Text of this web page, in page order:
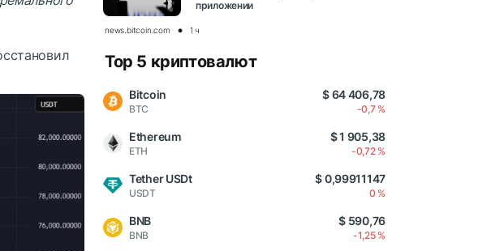
приложении
news.bitcoin.com 1 ч
Top 5 криптовалют
Bitcoin
BTC
$ 64 406,78
-0,7 %
Ethereum
ETH
$ 1 905,38
-0,72 %
Tether USDt
USDT
$ 0,99911147
0 %
BNB
BNB
$ 590,76
-1,25 %